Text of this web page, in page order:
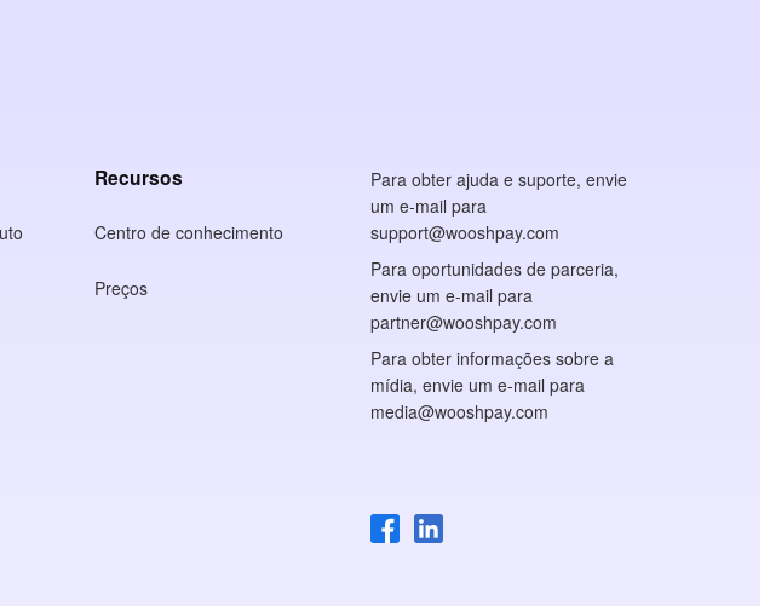
Recursos
Centro de conhecimento
Preços
Para obter ajuda e suporte, envie
um e-mail para
support@wooshpay.com
Para oportunidades de parceria,
envie um e-mail para
partner@wooshpay.com
Para obter informações sobre a
mídia, envie um e-mail para
media@wooshpay.com